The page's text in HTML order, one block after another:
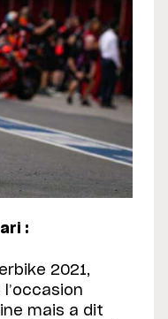
:
2021,
mais a dit